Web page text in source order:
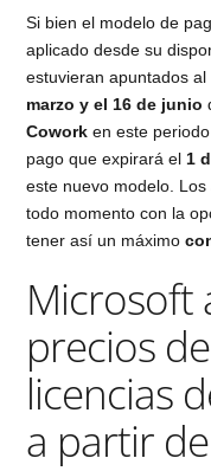
Si bien el modelo de
aplicado desde su
estuvieran apuntados
marzo y el 16 de junio
Cowork en este
pago que expirará el 1
este nuevo modelo.
todo momento con la
tener así un máximo
Microsoft
precios
licencias
a partir